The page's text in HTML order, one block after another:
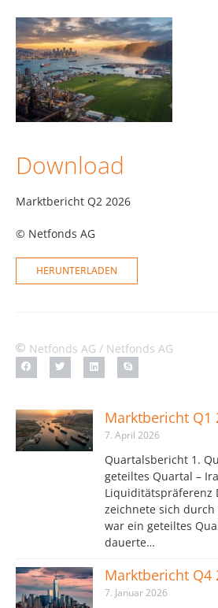
Download
Marktbericht Q2 2026
© Netfonds AG
HERUNTERLADEN
Netfonds AG / Netfonds AG
Marktbericht Q1
7. April 2026
Quartalsbericht 1.
geteiltes Quartal –
Liquiditätspräferenz
zeichnete sich durch
war ein geteiltes
dauerte…
Marktbericht Q4
7. Januar 2026